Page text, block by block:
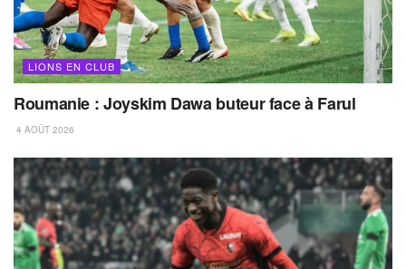
LIONS EN CLUB
Roumanie : Joyskim Dawa buteur face à Farul
4 AOÛT 2026